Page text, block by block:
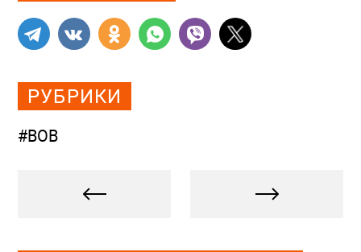
РУБРИКИ
#ВОВ